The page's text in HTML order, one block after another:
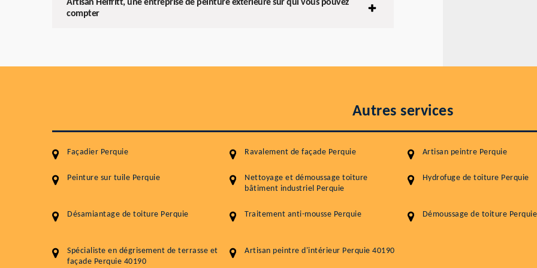
Artisan Helfritt, une entreprise de peinture extérieure sur qui vous pouvez
compter
Autres services
Façadier Perquie Ravalement de façade Perquie Artisan peintre Perquie
Peinture sur tuile Perquie
Nettoyage et démoussage toiture
bâtiment industriel Perquie
Hydrofuge de toiture Perquie
Désamiantage de toiture Perquie Traitement anti-mousse Perquie Démoussage de toiture Perquie
Spécialiste en dégrisement de terrasse et
façade Perquie 40190
Artisan peintre d'intérieur Perquie 40190